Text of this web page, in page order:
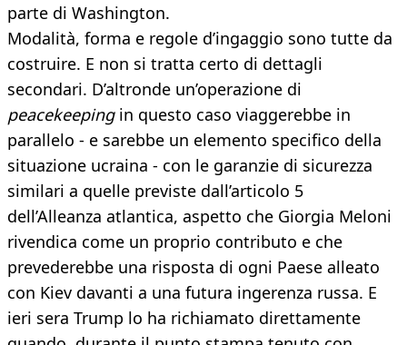
parte di Washington.
Modalità, forma e regole d’ingaggio sono tutte da
costruire. E non si tratta certo di dettagli
secondari. D’altronde un’operazione di
peacekeepingin questo caso viaggerebbe in
parallelo - e sarebbe un elemento specifico della
situazione ucraina - con le garanzie di sicurezza
similari a quelle previste dall’articolo 5
dell’Alleanza atlantica, aspetto che Giorgia Meloni
rivendica come un proprio contributo e che
prevederebbe una risposta di ogni Paese alleato
con Kiev davanti a una futura ingerenza russa. E
ieri sera Trump lo ha richiamato direttamente